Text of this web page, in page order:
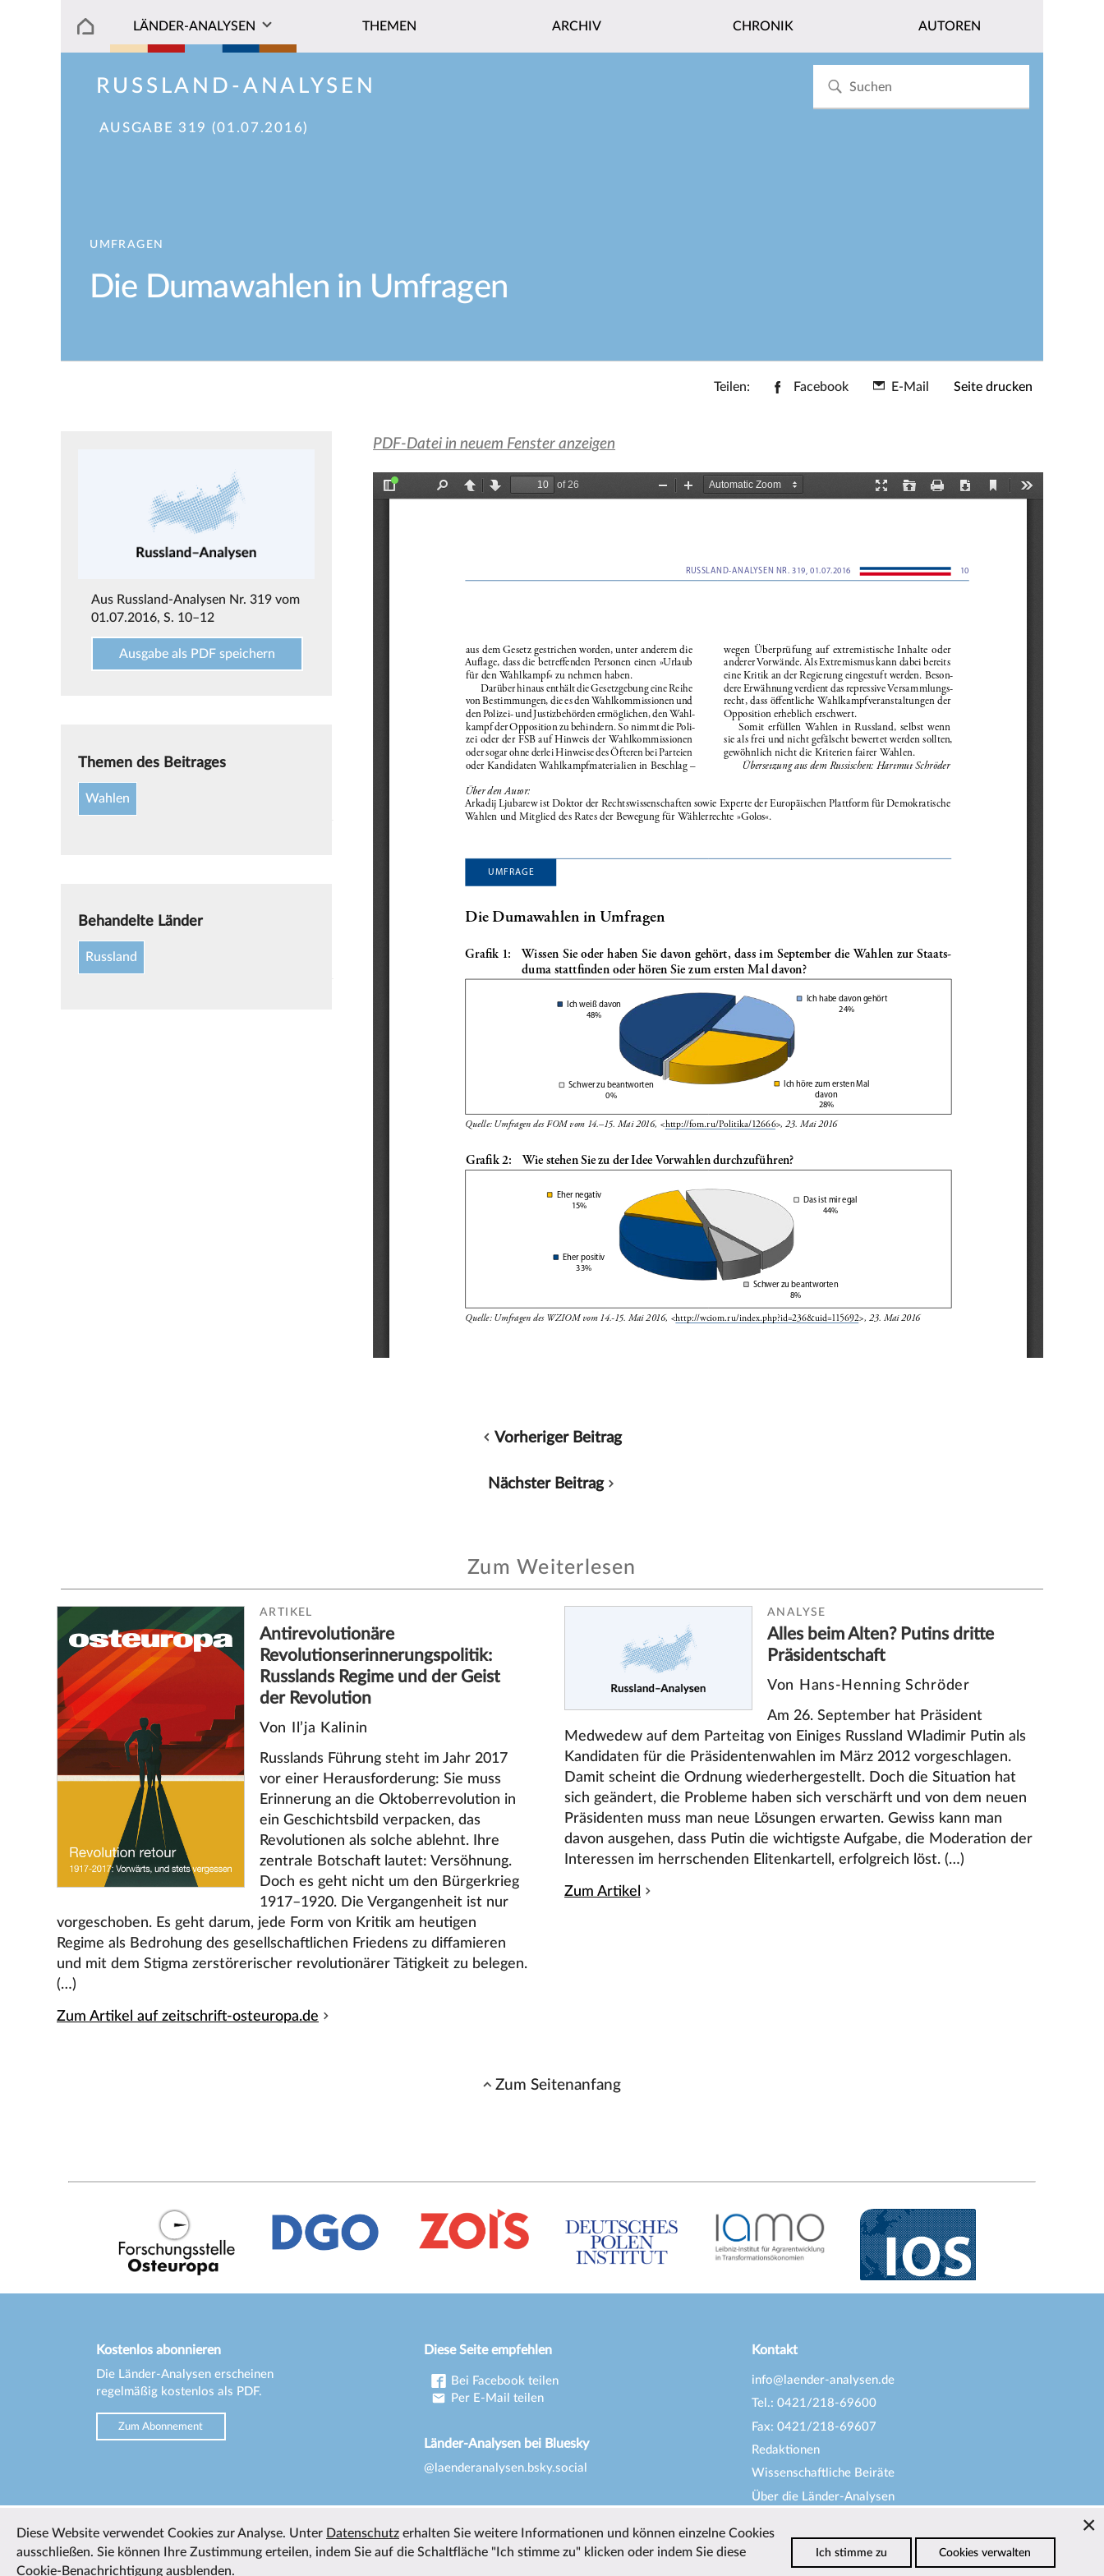
LÄNDER-ANALYSEN THEMEN ARCHIV CHRONIK AUTOREN
RUSSLAND-ANALYSEN
AUSGABE 319 (01.07.2016)
UMFRAGEN
Die Dumawahlen in Umfragen
Teilen: Facebook E-Mail Seite drucken
Aus Russland-Analysen Nr. 319 vom
01.07.2016, S. 10–12
Ausgabe als PDF speichern
Themen des Beitrages
Wahlen
Behandelte Länder
Russland
PDF-Datei in neuem Fenster anzeigen
Vorheriger Beitrag
Nächster Beitrag
Zum Weiterlesen
ARTIKEL
Antirevolutionäre
Revolutionserinnerungspolitik:
Russlands Regime und der Geist
der Revolution
Von Il’ja Kalinin
Russlands Führung steht im Jahr 2017
vor einer Herausforderung: Sie muss
Erinnerung an die Oktoberrevolution in
ein Geschichtsbild verpacken, das
Revolutionen als solche ablehnt. Ihre
zentrale Botschaft lautet: Versöhnung.
Doch es geht nicht um den Bürgerkrieg
1917–1920. Die Vergangenheit ist nur
vorgeschoben. Es geht darum, jede Form von Kritik am heutigen
Regime als Bedrohung des gesellschaftlichen Friedens zu diffamieren
und mit dem Stigma zerstörerischer revolutionärer Tätigkeit zu belegen.
(…)
Zum Artikel auf zeitschrift-osteuropa.de
ANALYSE
Alles beim Alten? Putins dritte
Präsidentschaft
Von Hans-Henning Schröder
Am 26. September hat Präsident
Medwedew auf dem Parteitag von Einiges Russland Wladimir Putin als
Kandidaten für die Präsidentenwahlen im März 2012 vorgeschlagen.
Damit scheint die Ordnung wiederhergestellt. Doch die Situation hat
sich geändert, die Probleme haben sich verschärft und von dem neuen
Präsidenten muss man neue Lösungen erwarten. Gewiss kann man
davon ausgehen, dass Putin die wichtigste Aufgabe, die Moderation der
Interessen im herrschenden Elitenkartell, erfolgreich löst. (…)
Zum Artikel
Zum Seitenanfang
Kostenlos abonnieren
Die Länder-Analysen erscheinen
regelmäßig kostenlos als PDF.
Zum Abonnement
Diese Seite empfehlen
Bei Facebook teilen
Per E-Mail teilen
Länder-Analysen bei Bluesky
@laenderanalysen.bsky.social
Kontakt
info@laender-analysen.de
Tel.: 0421/218-69600
Fax: 0421/218-69607
Redaktionen
Wissenschaftliche Beiräte
Über die Länder-Analysen
Barrierefreiheit
Diese Website verwendet Cookies zur Analyse. Unter Datenschutz erhalten Sie weitere Informationen und können einzelne Cookies
ausschließen. Sie können Ihre Zustimmung erteilen, indem Sie auf die Schaltfläche "Ich stimme zu" klicken oder indem Sie diese
Cookie-Benachrichtigung ausblenden.
Ich stimme zu Cookies verwalten